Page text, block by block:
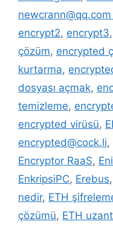
encrypt2, encrypt3,
çözüm, encrypted
kurtarma,
dosyası açmak,
temizleme,
encrypted virüsü,
encrypted@cock.li,
Encryptor RaaS,
EnkripsiPC, Erebus,
nedir, ETH
çözümü, ETH